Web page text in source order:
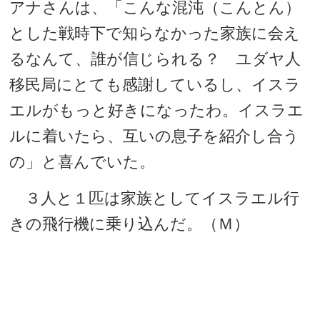
アナさんは、「こんな混沌（こんとん）
とした戦時下で知らなかった家族に会え
るなんて、誰が信じられる？ ユダヤ人
移民局にとても感謝しているし、イスラ
エルがもっと好きになったわ。イスラエ
ルに着いたら、互いの息子を紹介し合う
の」と喜んでいた。
３人と１匹は家族としてイスラエル行
きの飛行機に乗り込んだ。（Ｍ）